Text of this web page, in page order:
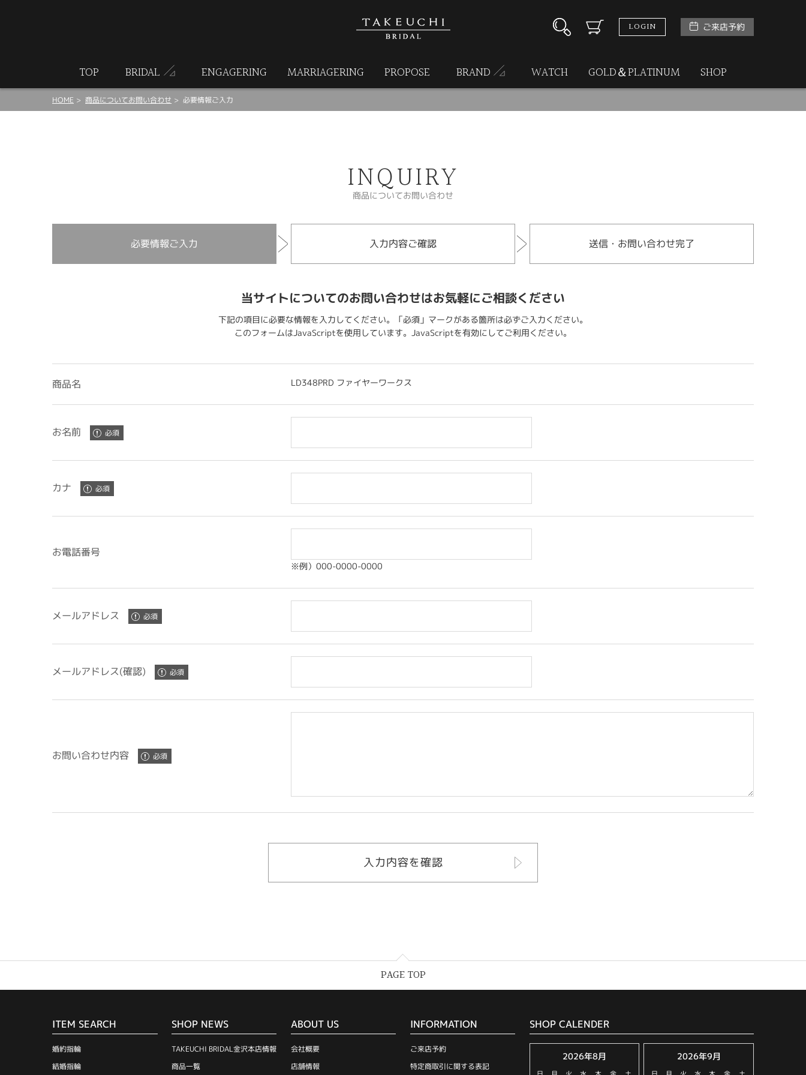
LOGIN ご来店予約
TOP BRIDAL ENGAGERING MARRIAGERING PROPOSE BRAND WATCH GOLD＆PLATINUM SHOP
HOME 商品についてお問い合わせ 必要情報ご入力
INQUIRY
商品についてお問い合わせ
必要情報ご入力 入力内容ご確認 送信・お問い合わせ完了
当サイトについてのお問い合わせはお気軽にご相談ください
下記の項目に必要な情報を入力してください。「必須」マークがある箇所は必ずご入力ください。
このフォームはJavaScriptを使用しています。JavaScriptを有効にしてご利用ください。
商品名 LD348PRD ファイヤーワークス
お名前
カナ
お電話番号
※例）000-0000-0000
メールアドレス
メールアドレス(確認)
お問い合わせ内容
PAGE TOP
ITEM SEARCH
婚約指輪
結婚指輪
SHOP NEWS
TAKEUCHI BRIDAL金沢本店情報
商品一覧
ABOUT US
会社概要
店舗情報
INFORMATION
ご来店予約
特定商取引に関する表記
SHOP CALENDER
2026年8月 2026年9月